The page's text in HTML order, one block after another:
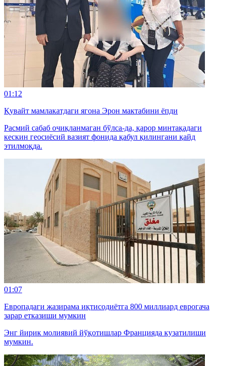
01:12
Қувайт мамлакатдаги ягона Эрон мактабини ёпди
Расмий сабаб очиқланмаган бўлса-да, қарор минтақадаги
кескин геосиёсий вазият фонида қабул қилингани қайд
этилмоқда.
01:07
Европадаги жазирама иқтисодиётга 800 миллиард еврогача
зарар етказиши мумкин
Энг йирик молиявий йўқотишлар Францияда кузатилиши
мумкин.